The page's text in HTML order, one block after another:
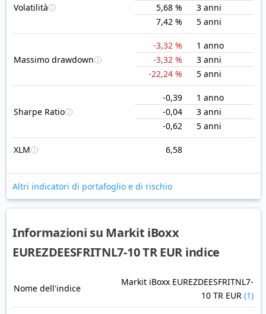
Volatilità
5,68 %
3 anni
7,42 %
5 anni
Massimo drawdown
-3,32 %
1 anno
-3,32 %
3 anni
-22,24 %
5 anni
Sharpe Ratio
-0,39
1 anno
-0,04
3 anni
-0,62
5 anni
XLM 6,58
Altri indicatori di portafoglio e di rischio
Informazioni su Markit iBoxx
EUREZDEESFRITNL7-10 TR EUR indice
Nome dell'indice
Markit iBoxx EUREZDEESFRITNL7-
10 TR EUR (1)